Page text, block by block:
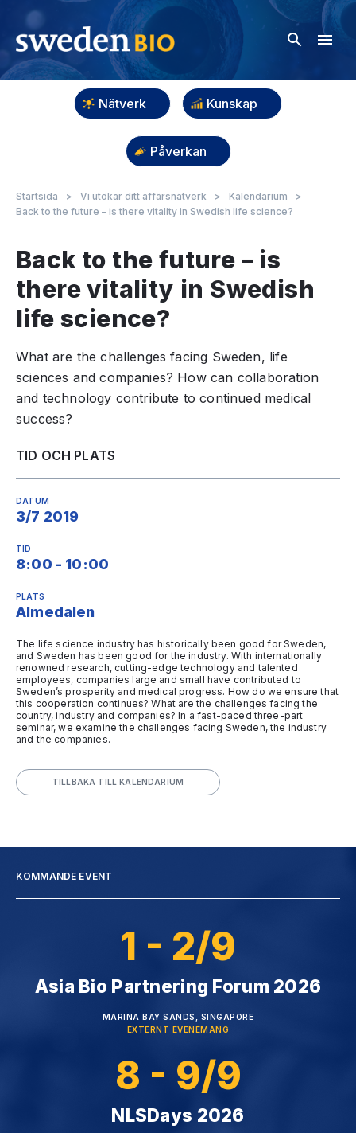
Nätverk Kunskap
Påverkan
Startsida > Vi utökar ditt affärsnätverk > Kalendarium
>
Back to the future – is there vitality in Swedish life science?
Back to the future – is
there vitality in Swedish
life science?
What are the challenges facing Sweden, life
sciences and companies? How can collaboration
and technology contribute to continued medical
success?
TID OCH PLATS
DATUM
3/7 2019
TID
8:00 - 10:00
PLATS
Almedalen
The life science industry has historically been good for Sweden,
and Sweden has been good for the industry. With internationally
renowned research, cutting-edge technology and talented
employees, companies large and small have contributed to
Sweden’s prosperity and medical progress. How do we ensure that
this cooperation continues? What are the challenges facing the
country, industry and companies? In a fast-paced three-part
seminar, we examine the challenges facing Sweden, the industry
and the companies.
TILLBAKA TILL KALENDARIUM
KOMMANDE EVENT
1 - 2/9
Asia Bio Partnering Forum 2026
MARINA BAY SANDS, SINGAPORE
EXTERNT EVENEMANG
8 - 9/9
NLSDays 2026